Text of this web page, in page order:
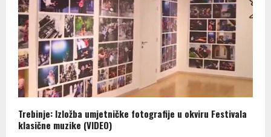
Trebinje: Izložba umjetničke fotografije u okviru Festivala
klasične muzike (VIDEO)